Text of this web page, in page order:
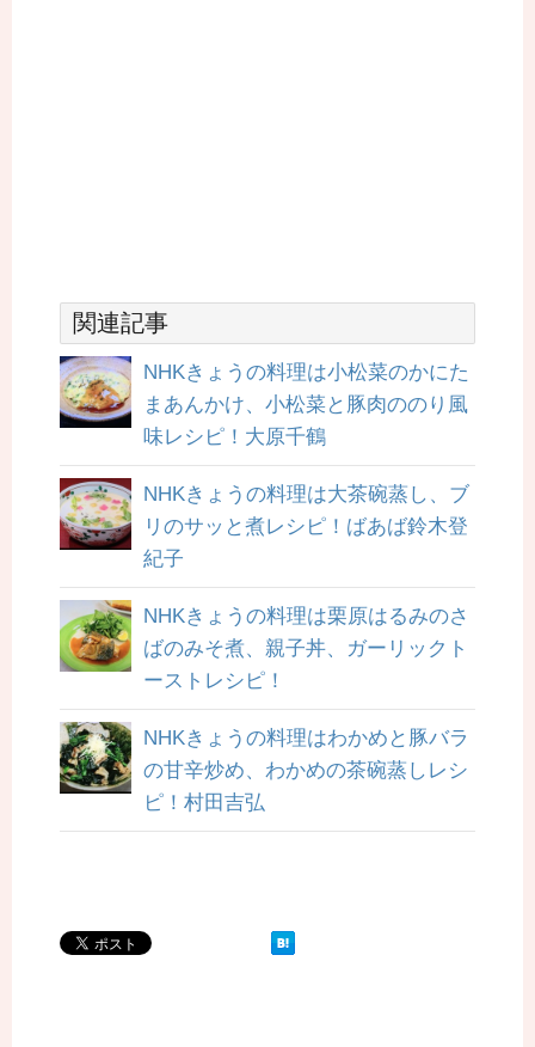
関連記事
NHKきょうの料理は小松菜のかにた
まあんかけ、小松菜と豚肉ののり風
味レシピ！大原千鶴
NHKきょうの料理は大茶碗蒸し、ブ
リのサッと煮レシピ！ばあば鈴木登
紀子
NHKきょうの料理は栗原はるみのさ
ばのみそ煮、親子丼、ガーリックト
ーストレシピ！
NHKきょうの料理はわかめと豚バラ
の甘辛炒め、わかめの茶碗蒸しレシ
ピ！村田吉弘